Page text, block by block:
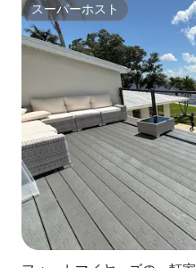
スーパーホスト
スーパーホスト